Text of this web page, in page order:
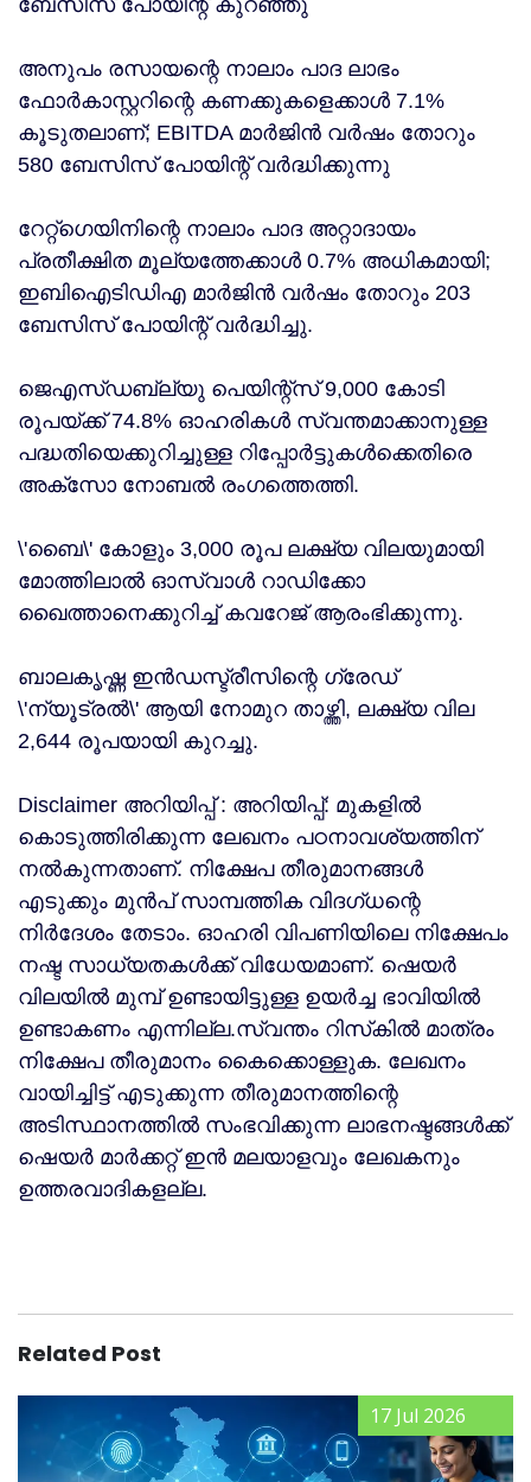
ബേസിസ് പോയിന്റ് കുറഞ്ഞു
അനുപം രസായന്റെ നാലാം പാദ ലാഭം
ഫോർകാസ്റ്ററിന്റെ കണക്കുകളെക്കാൾ 7.1%
കൂടുതലാണ്; EBITDA മാർജിൻ വർഷം തോറും
580 ബേസിസ് പോയിന്റ് വർദ്ധിക്കുന്നു
റേറ്റ്‌ഗെയിനിന്റെ നാലാം പാദ അറ്റാദായം
പ്രതീക്ഷിത മൂല്യത്തേക്കാൾ 0.7% അധികമായി;
ഇബിഐടിഡിഎ മാർജിൻ വർഷം തോറും 203
ബേസിസ് പോയിന്റ് വർദ്ധിച്ചു.
ജെഎസ്ഡബ്ല്യു പെയിന്റ്സ് 9,000 കോടി
രൂപയ്ക്ക് 74.8% ഓഹരികൾ സ്വന്തമാക്കാനുള്ള
പദ്ധതിയെക്കുറിച്ചുള്ള റിപ്പോർട്ടുകൾക്കെതിരെ
അക്സോ നോബൽ രംഗത്തെത്തി.
\'ബൈ\' കോളും 3,000 രൂപ ലക്ഷ്യ വിലയുമായി
മോത്തിലാൽ ഓസ്വാൾ റാഡിക്കോ
ഖൈത്താനെക്കുറിച്ച് കവറേജ് ആരംഭിക്കുന്നു.
ബാലകൃഷ്ണ ഇൻഡസ്ട്രീസിന്റെ ഗ്രേഡ്
\'ന്യൂട്രൽ\' ആയി നോമുറ താഴ്ത്തി, ലക്ഷ്യ വില
2,644 രൂപയായി കുറച്ചു.
Disclaimer അറിയിപ്പ് : അറിയിപ്പ്: മുകളില്‍
കൊടുത്തിരിക്കുന്ന ലേഖനം പഠനാവശ്യത്തിന്
നൽകുന്നതാണ്. നിക്ഷേപ തീരുമാനങ്ങള്‍
എടുക്കും മുന്‍പ് സാമ്പത്തിക വിദഗ്ധന്റെ
നിര്‍ദേശം തേടാം. ഓഹരി വിപണിയിലെ നിക്ഷേപം
നഷ്ട സാധ്യതകള്‍ക്ക് വിധേയമാണ്. ഷെയർ
വിലയിൽ മുമ്പ് ഉണ്ടായിട്ടുള്ള ഉയർച്ച ഭാവിയിൽ
ഉണ്ടാകണം എന്നില്ല.സ്വന്തം റിസ്‌കില്‍ മാത്രം
നിക്ഷേപ തീരുമാനം കൈക്കൊള്ളുക. ലേഖനം
വായിച്ചിട്ട് എടുക്കുന്ന തീരുമാനത്തിന്റെ
അടിസ്ഥാനത്തില്‍ സംഭവിക്കുന്ന ലാഭനഷ്ടങ്ങള്‍ക്ക്
ഷെയർ മാർക്കറ്റ് ഇൻ മലയാളവും ലേഖകനും
ഉത്തരവാദികളല്ല.
Related Post
17 Jul 2026